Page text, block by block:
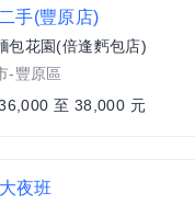
手(豐原店)
包花園(倍逢麫包店)
-豐原區
至 38,000 元
夜班